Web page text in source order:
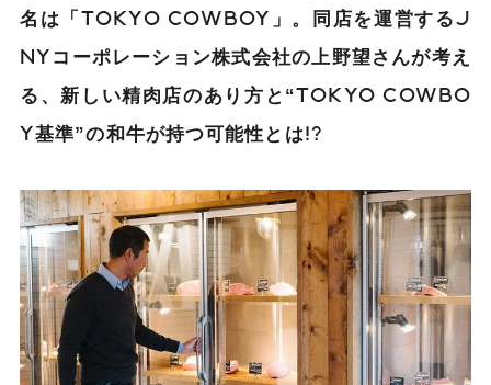
名は「TOKYO COWBOY」。同店を運営するJ
NYコーポレーション株式会社の上野望さんが考え
る、新しい精肉店のあり方と“TOKYO COWBO
Y基準”の和牛が持つ可能性とは!?